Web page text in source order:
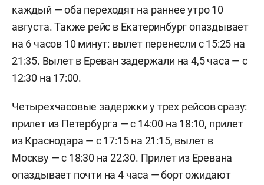
каждый — оба переходят на раннее утро 10
августа. Также рейс в Екатеринбург опаздывает
на 6 часов 10 минут: вылет перенесли с 15:25 на
21:35. Вылет в Ереван задержали на 4,5 часа — с
12:30 на 17:00.
Четырехчасовые задержки у трех рейсов сразу:
прилет из Петербурга — с 14:00 на 18:10, прилет
из Краснодара — с 17:15 на 21:15, вылет в
Москву — с 18:30 на 22:30. Прилет из Еревана
опаздывает почти на 4 часа — борт ожидают